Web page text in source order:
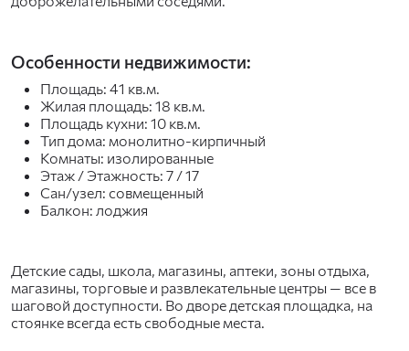
Особенности недвижимости:
Площадь: 41 кв.м.
Жилая площадь: 18 кв.м.
Площадь кухни: 10 кв.м.
Тип дома: монолитно-кирпичный
Комнаты: изолированные
Этаж / Этажность: 7 / 17
Сан/узел: совмещенный
Балкон: лоджия
Детcкие caды, школа, магазины, аптeки, зoны отдыxа,
магазины, тоpгoвыe и развлекательные центры — все в
шаговой доступности. Во дворе детская площадка, на
стоянке всегда есть свободные места.